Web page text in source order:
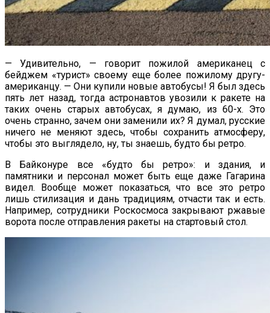
— Удивительно, — говорит пожилой американец с
бейджем «турист» своему еще более пожилому другу-
американцу. — Они купили новые автобусы! Я был здесь
пять лет назад, тогда астронавтов увозили к ракете на
таких очень старых автобусах, я думаю, из 60-х. Это
очень странно, зачем они заменили их? Я думал, русские
ничего не меняют здесь, чтобы сохранить атмосферу,
чтобы это выглядело, ну, ты знаешь, будто бы ретро.
В Байконуре все «будто бы ретро»: и здания, и
памятники и персонал может быть еще даже Гагарина
видел. Вообще может показаться, что все это ретро
лишь стилизация и дань традициям, отчасти так и есть.
Например, сотрудники Роскосмоса закрывают ржавые
ворота после отправления ракеты на стартовый стол.